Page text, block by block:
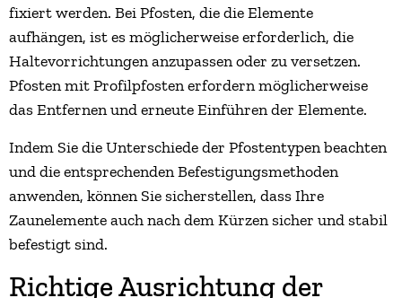
fixiert werden. Bei Pfosten, die die Elemente
aufhängen, ist es möglicherweise erforderlich, die
Haltevorrichtungen anzupassen oder zu versetzen.
Pfosten mit Profilpfosten erfordern möglicherweise
das Entfernen und erneute Einführen der Elemente.
Indem Sie die Unterschiede der Pfostentypen beachten
und die entsprechenden Befestigungsmethoden
anwenden, können Sie sicherstellen, dass Ihre
Zaunelemente auch nach dem Kürzen sicher und stabil
befestigt sind.
Richtige Ausrichtung der